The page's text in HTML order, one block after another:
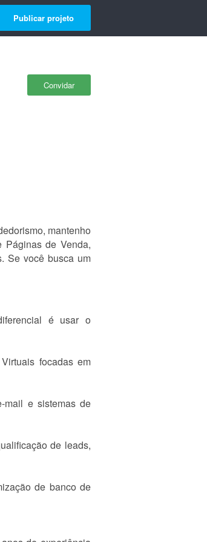
Publicar projeto
Convidar
mantenho
Páginas de Venda,
Se você busca um
é usar o
focadas em
mail e sistemas de
de leads,
de banco de